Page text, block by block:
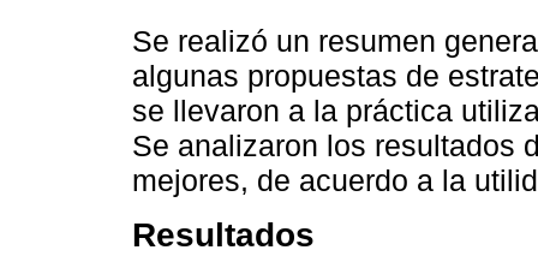
Se realizó un resumen
algunas propuestas de
se llevaron a la práctica
Se analizaron los resultados
mejores, de acuerdo a la
Resultados